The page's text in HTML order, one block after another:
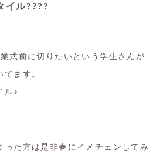
イル????
式前に切りたいという学生さんが
ます。
ル♪
った方は是非春にイメチェンしてみ